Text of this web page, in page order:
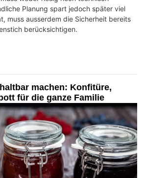
Planung spart jedoch später viel
muss ausserdem die Sicherheit bereits
berücksichtigen.
machen: Konfitüre,
für die ganze Familie